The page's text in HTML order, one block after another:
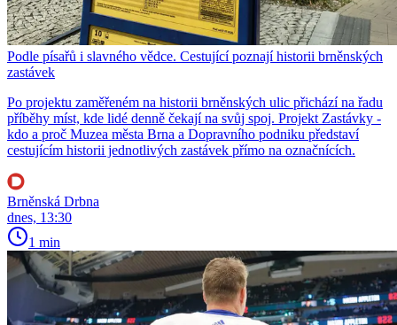
Podle písařů i slavného vědce. Cestující poznají historii brněnských
zastávek
Po projektu zaměřeném na historii brněnských ulic přichází na řadu
příběhy míst, kde lidé denně čekají na svůj spoj. Projekt Zastávky -
kdo a proč Muzea města Brna a Dopravního podniku představí
cestujícím historii jednotlivých zastávek přímo na označnících.
Brněnská Drbna
dnes, 13:30
1 min